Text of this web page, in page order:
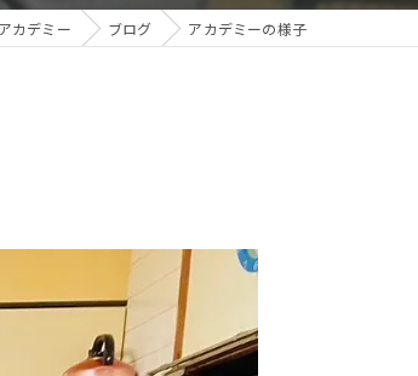
カデミー ブログ アカデミーの様子